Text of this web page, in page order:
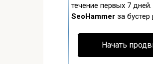
течение первых 7
SeoHammer за бустер
Начать